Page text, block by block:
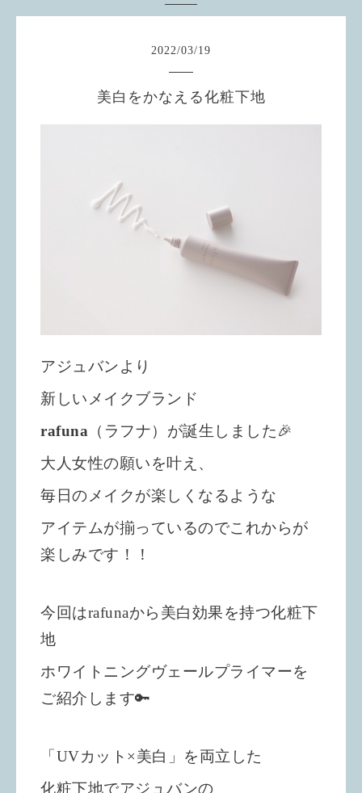
2022/03/19
美白をかなえる化粧下地
アジュバンより
新しいメイクブランド
rafuna （ラフナ） が誕生しました🎉
大人女性の願いを叶え、
毎日のメイクが楽しくなるような
アイテムが揃っているのでこれからが
楽しみです！！
今回はrafunaから美白効果を持つ化粧下
地
ホワイトニングヴェールプライマーを
ご紹介します🔑
「UVカット×美白」を両立した
化粧下地でアジュバンの